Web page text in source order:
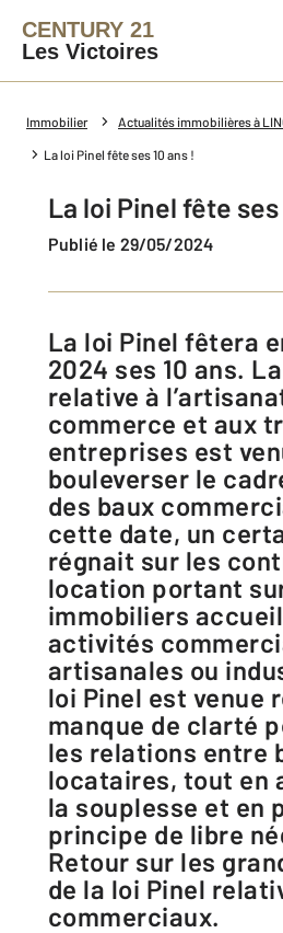
CENTURY 21
Les Victoires
Immobilier Actualités immobilières à
La loi Pinel fête ses 10 ans !
La loi Pinel fête ses
Publié le 29/05/2024
La loi Pinel fêtera en le 18 juin
2024 ses 10 ans.
relative à
commerce et aux
entreprises est
bouleverser le
des baux
cette date, un
régnait sur les
location portant
immobiliers
activités
artisanales ou
loi Pinel est venue
manque de clarté
les relations entre
locataires, tout en
la souplesse et en
principe de libre
Retour sur les
de la loi Pinel
commerciaux.